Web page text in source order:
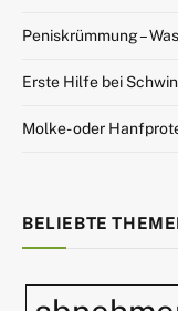
Peniskrümmung –
Erste Hilfe bei
Molke- oder
BELIEBTE